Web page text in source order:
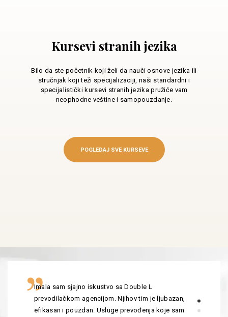
Kursevi stranih jezika
Bilo da ste početnik koji želi da nauči osnove jezika ili
stručnjak koji teži specijalizaciji, naši standardni i
specijalistički kursevi stranih jezika pružiće vam
neophodne veštine i samopouzdanje.
POGLEDAJ SVE KURSEVE
Imala sam sjajno iskustvo sa Double L
prevodilačkom agencijom. Njihov tim je ljubazan,
efikasan i pouzdan. Usluge prevođenja koje sam